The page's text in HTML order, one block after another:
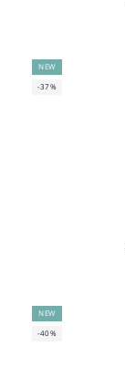
NEW
-37%
NEW
-40%